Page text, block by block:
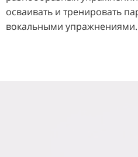
осваивать и тренировать
вокальными упражнениями.